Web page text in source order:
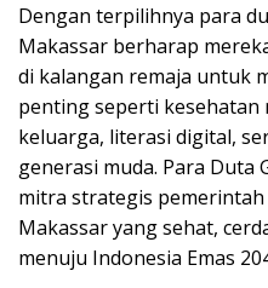
Dengan terpilihnya para
Makassar berharap
di kalangan remaja untuk
penting seperti kesehatan
keluarga, literasi digital,
generasi muda. Para Duta
mitra strategis
Makassar yang sehat,
menuju Indonesia Emas